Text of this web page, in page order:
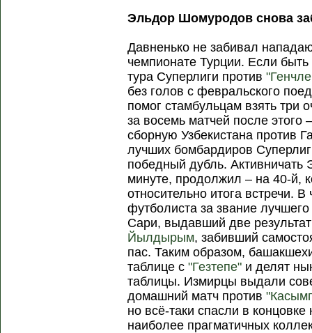
Эльдор Шомуродов снова
Давненько не забивал
чемпионате Турции. Если
тура Суперлиги против
без голов с февральского
помог стамбульцам взять три
за восемь матчей после этого
сборную Узбекистана против
лучших бомбардиров
победный дубль.
минуте, продолжил – на 40-й,
относительно итога встречи. В
футболиста за звание
Сари, выдавший две
Йылдырым, забивший
пас. Таким образом,
таблице с"Гезтепе" и делят
таблицы. Измирцы выдали
домашний матч против
но всё-таки спасли в
наиболее прагматичных